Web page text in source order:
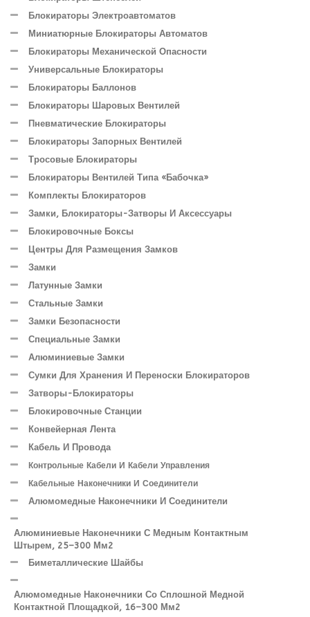
Блокираторы Электроавтоматов
Миниатюрные Блокираторы Автоматов
Блокираторы Механической Опасности
Универсальные Блокираторы
Блокираторы Баллонов
Блокираторы Шаровых Вентилей
Пневматические Блокираторы
Блокираторы Запорных Вентилей
Тросовые Блокираторы
Блокираторы Вентилей Типа «бабочка»
Комплекты Блокираторов
Замки, Блокираторы-Затворы И Аксессуары
Блокировочные Боксы
Центры Для Размещения Замков
Замки
Латунные Замки
Стальные Замки
Замки Безопасности
Специальные Замки
Алюминиевые Замки
Сумки Для Хранения И Переноски Блокираторов
Затворы-Блокираторы
Блокировочные Станции
Конвейерная Лента
Кабель И Провода
Контрольные Кабели И Кабели Управления
Кабельные Наконечники И Соединители
Алюмомедные Наконечники И Соединители
Алюминиевые Наконечники С Медным Контактным
Штырем, 25–300 Мм2
Биметаллические Шайбы
Алюмомедные Наконечники Со Сплошной Медной
Контактной Площадкой, 16–300 Мм2